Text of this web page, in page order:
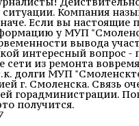
ситуации. Компания
Если вы настоящие
у МУП
вывода
интересный вопрос
сети из ремонта
долги МУП
г. Смоленска. Связь
горадминистрации.
получится.